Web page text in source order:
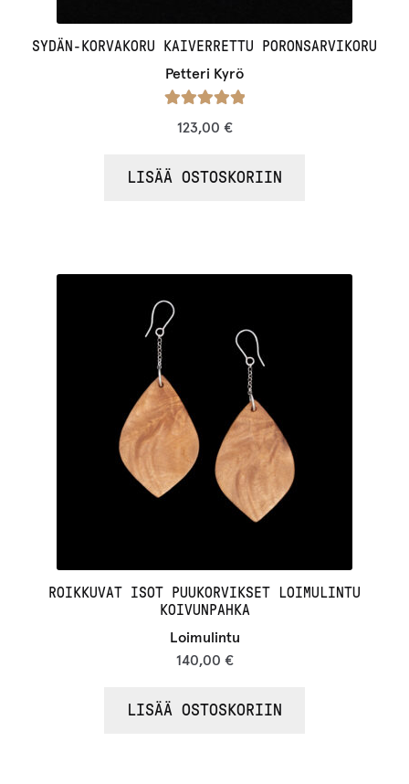
SYDÄN-KORVAKORU KAIVERRETTU PORONSARVIKORU
Petteri Kyrö
123,00 €
LISÄÄ OSTOSKORIIN
ROIKKUVAT ISOT PUUKORVIKSET LOIMULINTU
KOIVUNPAHKA
Loimulintu
140,00 €
LISÄÄ OSTOSKORIIN